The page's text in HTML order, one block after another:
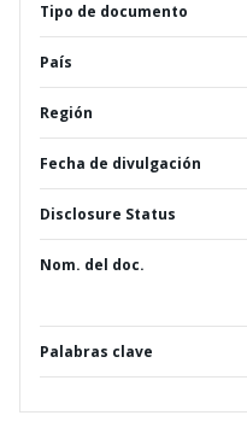
Tipo de documento
País
Región
Fecha de divulgación
Disclosure Status
Nom. del doc.
Palabras clave